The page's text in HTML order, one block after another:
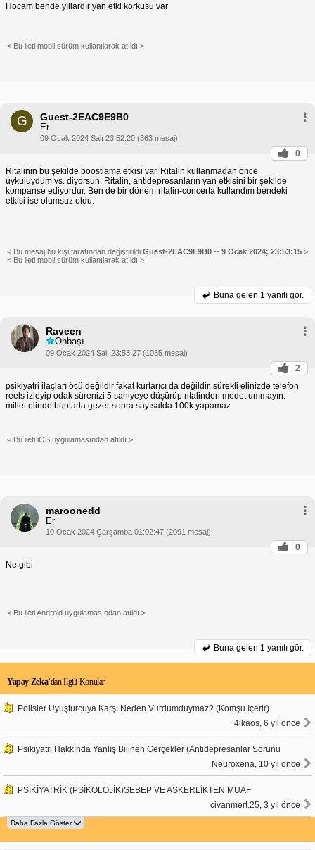
Hocam bende yıllardır yan etki korkusu var
< Bu ileti mobil sürüm kullanılarak atıldı >
G Guest-2EAC9E9B0
Er
09 Ocak 2024 Salı 23:52:20 (363 mesaj)
0
Ritalinin bu şekilde boostlama etkisi var. Ritalin kullanmadan önce
uykuluydum vs. diyorsun. Ritalin, antidepresanların yan etkisini bir şekilde
kompanse ediyordur. Ben de bir dönem ritalin-concerta kullandım bendeki
etkisi ise olumsuz oldu.
< Bu mesaj bu kişi tarafından değiştirildi Guest-2EAC9E9B0 -- 9 Ocak 2024; 23:53:15 >
< Bu ileti mobil sürüm kullanılarak atıldı >
Buna gelen 1 yanıtı gör.
Raveen
Onbaşı
09 Ocak 2024 Salı 23:53:27 (1035 mesaj)
2
psikiyatri ilaçları öcü değildir fakat kurtarıcı da değildir. sürekli elinizde telefon
reels izleyip odak sürenizi 5 saniyeye düşürüp ritalinden medet ummayın.
millet elinde bunlarla gezer sonra sayısalda 100k yapamaz
< Bu ileti iOS uygulamasından atıldı >
maroonedd
Er
10 Ocak 2024 Çarşamba 01:02:47 (2091 mesaj)
0
Ne gibi
< Bu ileti Android uygulamasından atıldı >
Buna gelen 1 yanıtı gör.
Yapay Zeka’dan İlgili Konular
Polisler Uyuşturcuya Karşı Neden Vurdumduymaz? (Komşu İçerir)
4ikaos, 6 yıl önce
Psikiyatri Hakkında Yanlış Bilinen Gerçekler (Antidepresanlar Sorunu
Neuroxena, 10 yıl önce
PSİKİYATRİK (PSİKOLOJİK)SEBEP VE ASKERLİKTEN MUAF
civanmert.25, 3 yıl önce